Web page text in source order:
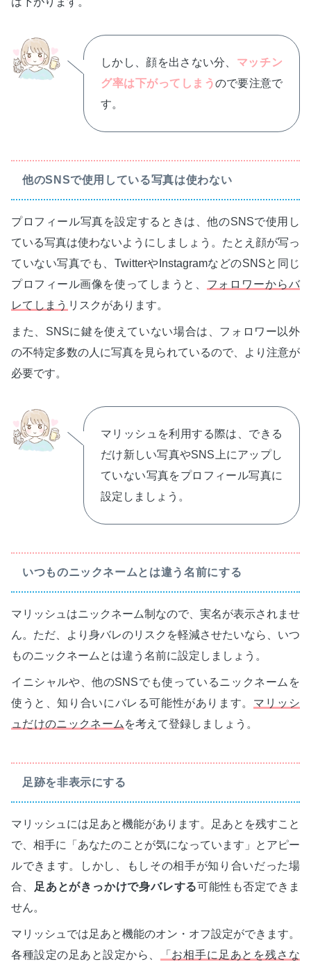
しかし、顔を出さない分、 マッチン
グ率は下がってしまうので要注意で
す。
他のSNSで使用している写真は使わない
プロフィール写真を設定するときは、他のSNSで使用し
ている写真は使わないようにしましょう。たとえ顔が写っ
ていない写真でも、TwitterやInstagramなどのSNSと同じ
プロフィール画像を使ってしまうと、 フォロワーからバ
レてしまう リスクがあります。
また、SNSに鍵を使えていない場合は、フォロワー以外
の不特定多数の人に写真を見られているので、より注意が
必要です。
マリッシュを利用する際は、できる
だけ新しい写真やSNS上にアップし
ていない写真をプロフィール写真に
設定しましょう。
いつものニックネームとは違う名前にする
マリッシュはニックネーム制なので、実名が表示されませ
ん。ただ、より身バレのリスクを軽減させたいなら、いつ
ものニックネームとは違う名前に設定しましょう。
イニシャルや、他のSNSでも使っているニックネームを
使うと、知り合いにバレる可能性があります。 マリッシ
ュだけのニックネーム を考えて登録しましょう。
足跡を非表示にする
マリッシュには足あと機能があります。足あとを残すこと
で、相手に「あなたのことが気になっています」とアピー
ルできます。しかし、もしその相手が知り合いだった場
合、
足あとがきっかけで身バレする可能性も否定できま
せん。
マリッシュでは足あと機能のオン・オフ設定ができます。
各種設定の足あと設定から、
「お相手に足あとを残さな